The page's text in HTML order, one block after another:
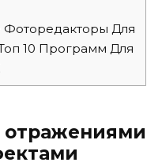
Для
10 Программ Для